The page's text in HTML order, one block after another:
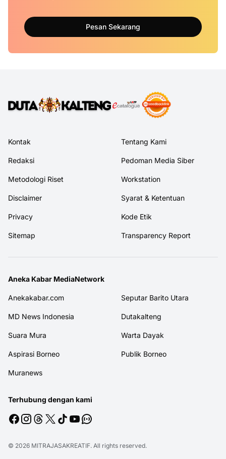
Pesan Sekarang
Kontak Tentang Kami
Redaksi Pedoman Media Siber
Metodologi Riset Workstation
Disclaimer Syarat & Ketentuan
Privacy Kode Etik
Sitemap Transparency Report
Aneka Kabar MediaNetwork
Anekakabar.com Seputar Barito Utara
MD News Indonesia Dutakalteng
Suara Mura Warta Dayak
Aspirasi Borneo Publik Borneo
Muranews
Terhubung dengan kami
© 2026 MITRAJASAKREATIF. All rights reserved.